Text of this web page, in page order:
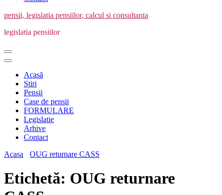
pensii, legislatia pensiilor, calcul si consultanta
legislatia pensiilor
Acasă
Stiri
Pensii
Case de pensii
FORMULARE
Legislatie
Arhive
Contact
Acasa
OUG returnare CASS
Etichetă: OUG returnare